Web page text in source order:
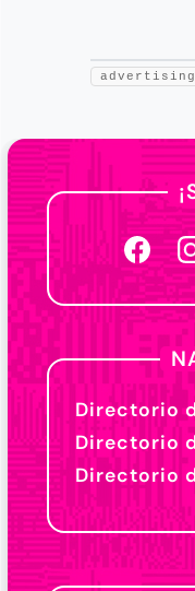
Directorio
Directorio
Directorio